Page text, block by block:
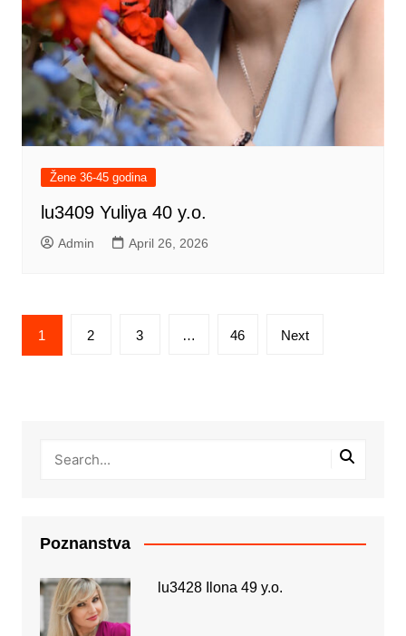
Žene 36-45 godina
lu3409 Yuliya 40 y.o.
Admin April 26, 2026
Posts
pagination
1 2 3 … 46 Next
Poznanstva
lu3428 Ilona 49 y.o.